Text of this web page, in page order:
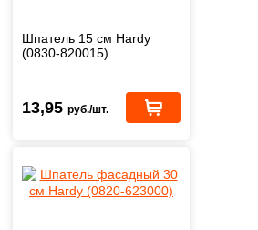
Шпатель 15 см Hardy
(0830-820015)
13,95 руб./шт.